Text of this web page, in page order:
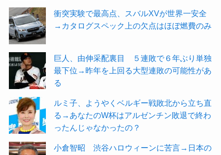
衝突実験で最高点、スバルXVが世界一安全
→カタログスペック上の欠点はほぼ燃費のみ
巨人、由伸采配裏目 ５連敗で６年ぶり単独
最下位→昨年を上回る大型連敗の可能性があ
る
ルミ子、ようやくベルギー戦敗北から立ち直
る→あなたのW杯はアルゼンチン敗退で終わ
ったんじゃなかったの？
小倉智昭 渋谷ハロウィーンに苦言→日本の